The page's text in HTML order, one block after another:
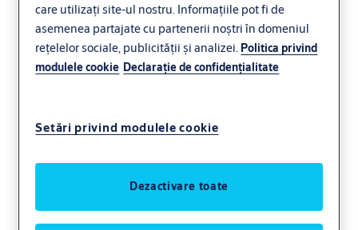
care utilizați site-ul nostru. Informațiile pot fi de
asemenea partajate cu partenerii noștri în domeniul
rețelelor sociale, publicității și analizei. Politica privind
modulele cookie Declaraţie de confidenţialitate
Setări privind modulele cookie
Dezactivare toate